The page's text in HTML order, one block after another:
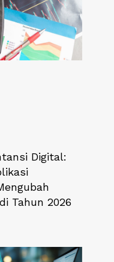
Digital:
Tahun 2026